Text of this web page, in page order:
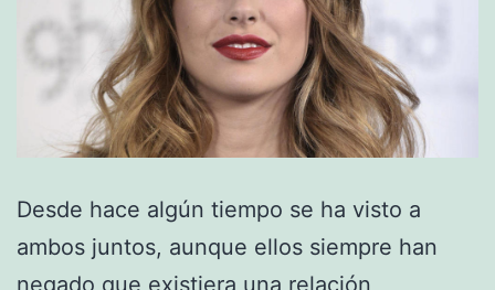
Desde hace algún tiempo se ha visto a
ambos juntos, aunque ellos siempre han
negado que existiera una relación